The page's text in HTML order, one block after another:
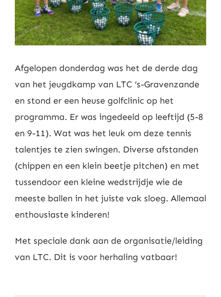
Leden
Afgelopen donderdag was het de derde dag
van het jeugdkamp van LTC ‘s-Gravenzande
en stond er een heuse golfclinic op het
programma. Er was ingedeeld op leeftijd (5-8
en 9-11). Wat was het leuk om deze tennis
talentjes te zien swingen. Diverse afstanden
(chippen en een klein beetje pitchen) en met
tussendoor een kleine wedstrijdje wie de
meeste ballen in het juiste vak sloeg. Allemaal
enthousiaste kinderen!
Met speciale dank aan de organisatie/leiding
van LTC. Dit is voor herhaling vatbaar!